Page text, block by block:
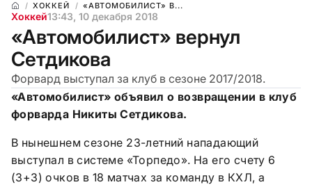
ХОККЕЙ «АВТОМОБИЛИСТ» В...
Хоккей13:43, 10 декабря 2018
«Автомобилист» вернул
Сетдикова
Форвард выступал за клуб в сезоне 2017/2018.
«Автомобилист» объявил о возвращении в клуб
форварда Никиты Сетдикова.
В нынешнем сезоне 23-летний нападающий
выступал в системе «Торпедо». На его счету 6
(3+3) очков в 18 матчах за команду в КХЛ, а